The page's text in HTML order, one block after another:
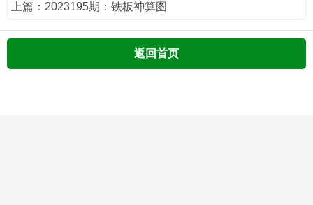
上篇：2023195期：铁板神算图
返回首页